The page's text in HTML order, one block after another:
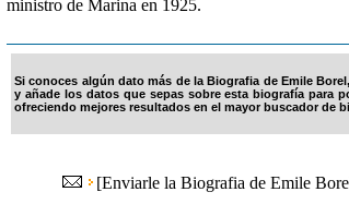
ministro de Marina en 1925.
Si conoces algún dato más de la Biografia de Emile
y añade los datos que sepas sobre esta biografía para
ofreciendo mejores resultados en el mayor buscador de
[Enviarle la Biografia de Emile